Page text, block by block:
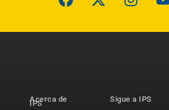
Acerca de
IPS
Sigue a IPS